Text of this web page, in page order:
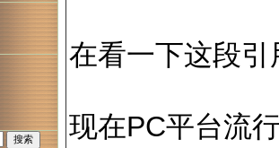
在看一下这段引
现在PC平台流